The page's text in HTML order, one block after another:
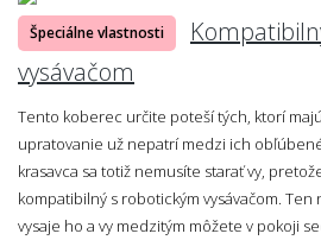
Špeciálne vlastnosti
vysávačom
Tento koberec určite poteší tých, ktorí
upratovanie už nepatrí medzi ich
krasavca sa totiž nemusíte starať vy,
kompatibilný s robotickým vysávačom.
vysaje ho a vy medzitým môžete v pokoji